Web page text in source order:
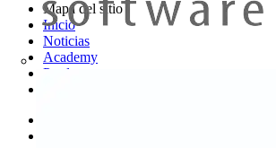
Mapa del sitio
Inicio
Noticias
Academy
Productos